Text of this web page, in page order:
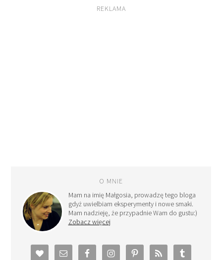
REKLAMA
O MNIE
Mam na imię Małgosia, prowadzę tego bloga
gdyż uwielbiam eksperymenty i nowe smaki.
Mam nadzieję, że przypadnie Wam do gustu:)
Zobacz więcej